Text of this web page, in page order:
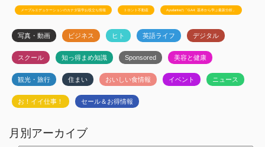
メープルエデュケーションのカナダ留学お役立ち情報 トロント不動産 Ayudanteの「GA4: 基本から学ぶ最新分析」
写真・動画 ビジネス ヒト 英語ライフ デジタル
スクール 知っ得まめ知識 Sponsored 美容と健康
観光・旅行 住まい おいしい食情報 イベント ニュース
お！イイ仕事！ セール＆お得情報
月別アーカイブ